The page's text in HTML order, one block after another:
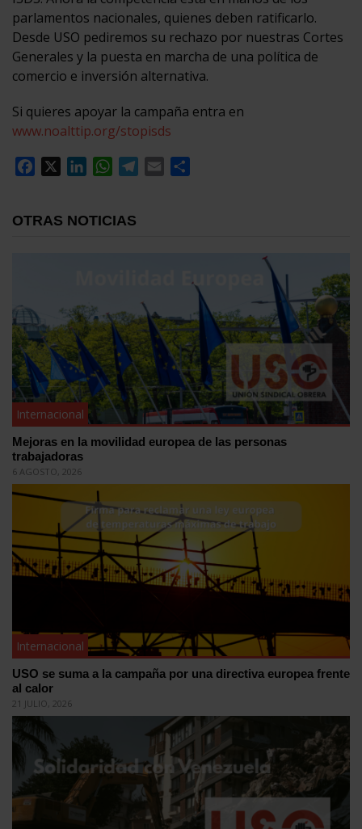
parlamentos nacionales, quienes deben ratificarlo.
Desde USO pediremos su rechazo por nuestras Cortes
Generales y la puesta en marcha de una política de
comercio e inversión alternativa.
Si quieres apoyar la campaña entra en
www.noalttip.org/stopisds
Facebook
LinkedInWhatsApp
Telegram
Email
OTRAS NOTICIAS
Internacional
Mejoras en la movilidad europea de las personas
trabajadoras
6 AGOSTO, 2026
Internacional
USO se suma a la campaña por una directiva europea frente
al calor
21 JULIO, 2026